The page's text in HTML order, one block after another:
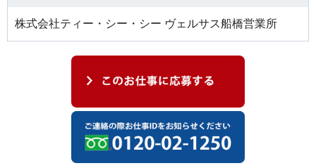
株式会社ティー・シー・シー ヴェルサス船橋営業所